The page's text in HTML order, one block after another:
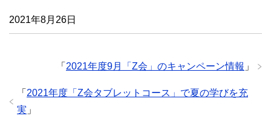
2021年8月26日
「 2021年度9月「Z会」のキャンペーン情報 」
「 2021年度「Z会タブレットコース」で夏の学びを充
実 」